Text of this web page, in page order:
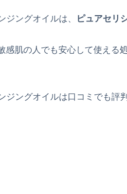
ングオイルは、
ピュアセリ
感肌の人でも安心して使える
ジングオイルは口コミでも評